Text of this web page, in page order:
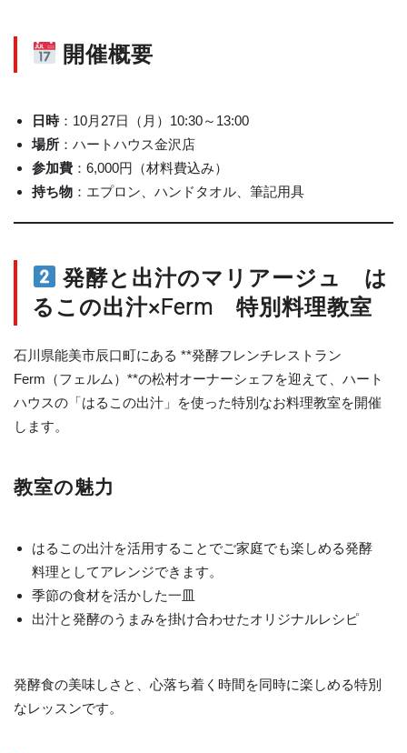
開催概要
日時：10月27日（月）10:30～13:00
場所 ：ハートハウス金沢店
参加費 ：6,000円（材料費込み）
持ち物 ：エプロン、ハンドタオル、筆記用具
発酵と出汁のマリアージュ は
るこの出汁×Ferm 特別料理教室
石川県能美市辰口町にある **発酵フレンチレストラン
Ferm（フェルム）**の松村オーナーシェフを迎えて、ハート
ハウスの「はるこの出汁」を使った特別なお料理教室を開催
します。
教室の魅力
はるこの出汁を活用することでご家庭でも楽しめる発酵
料理としてアレンジできます。
季節の食材を活かした一皿
出汁と発酵のうまみを掛け合わせたオリジナルレシピ
発酵食の美味しさと、心落ち着く時間を同時に楽しめる特別
なレッスンです。